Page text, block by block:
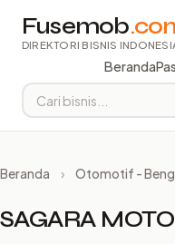
Fusemob
DIREKTORI BISNIS
Beranda
Beranda › Otomotif -
SAGARA